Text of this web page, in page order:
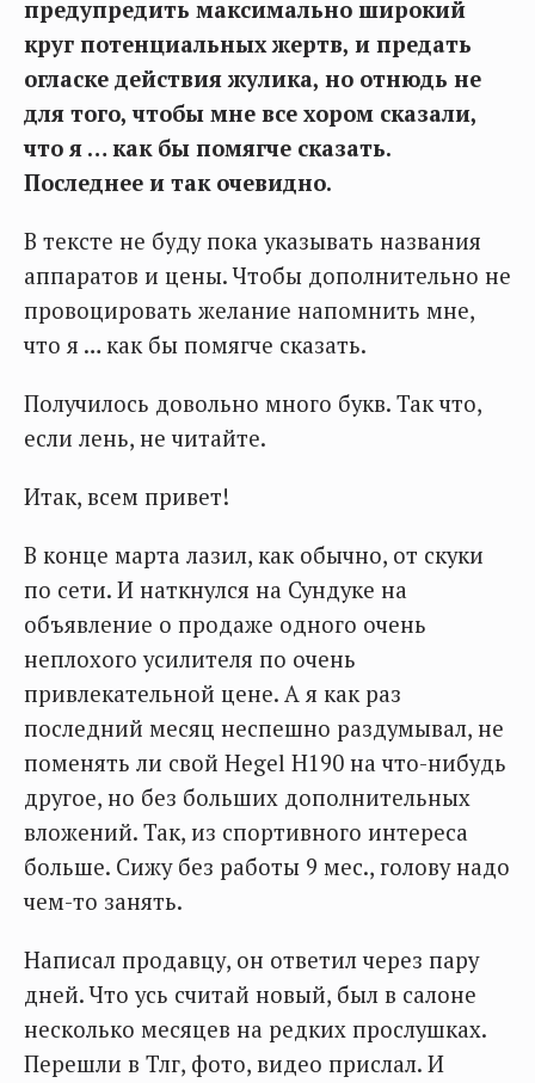
предупредить максимально широкий
круг потенциальных жертв, и предать
огласке действия жулика, но отнюдь не
для того, чтобы мне все хором сказали,
что я … как бы помягче сказать.
Последнее и так очевидно.
В тексте не буду пока указывать названия
аппаратов и цены. Чтобы дополнительно не
провоцировать желание напомнить мне,
что я … как бы помягче сказать.
Получилось довольно много букв. Так что,
если лень, не читайте.
Итак, всем привет!
В конце марта лазил, как обычно, от скуки
по сети. И наткнулся на Сундуке на
объявление о продаже одного очень
неплохого усилителя по очень
привлекательной цене. А я как раз
последний месяц неспешно раздумывал, не
поменять ли свой Hegel H190 на что-нибудь
другое, но без больших дополнительных
вложений. Так, из спортивного интереса
больше. Сижу без работы 9 мес., голову надо
чем-то занять.
Написал продавцу, он ответил через пару
дней. Что усь считай новый, был в салоне
несколько месяцев на редких прослушках.
Перешли в Тлг, фото, видео прислал. И